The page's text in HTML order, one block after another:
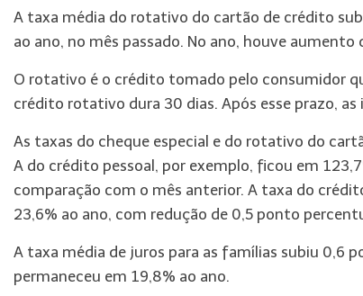
A taxa média do rotativo do cartão de crédito
ao ano, no mês passado. No ano, houve
O rotativo é o crédito tomado pelo consumidor
crédito rotativo dura 30 dias. Após esse prazo,
As taxas do cheque especial e do rotativo do
A do crédito pessoal, por exemplo, ficou em
comparação com o mês anterior. A taxa do
23,6% ao ano, com redução de 0,5 ponto
A taxa média de juros para as famílias subiu 0,6
permaneceu em 19,8% ao ano.